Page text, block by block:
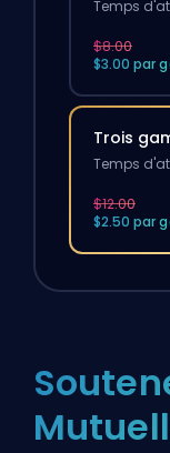
Temps
$8.00
$3.00 par
Trois
Temps
$12.00
$2.50 par